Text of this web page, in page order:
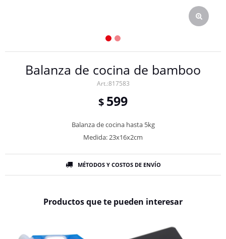
Balanza de cocina de bamboo
817583
$ 599
Balanza de cocina hasta 5kg
Medida: 23x16x2cm
MÉTODOS Y COSTOS DE ENVÍO
Productos que te pueden interesar